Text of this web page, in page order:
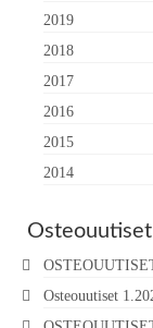
2019
2018
2017
2016
2015
2014
Osteouutiset